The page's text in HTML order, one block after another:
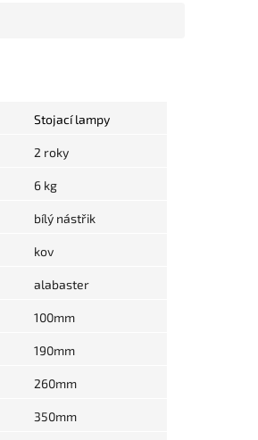
Stojací lampy
2 roky
6 kg
bílý nástřik
kov
alabaster
100mm
190mm
260mm
350mm